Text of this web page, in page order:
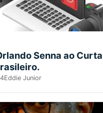
Senna ao Curta
Eddie Junior